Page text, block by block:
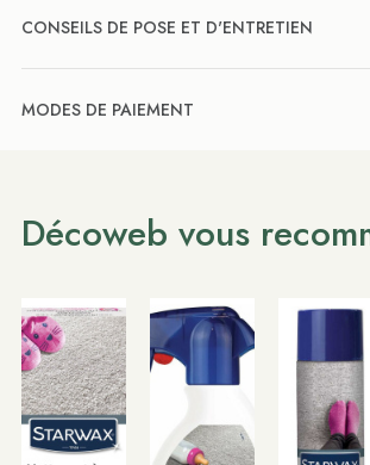
CONSEILS DE POSE ET D'ENTRETIEN
MODES DE PAIEMENT
Décoweb vous